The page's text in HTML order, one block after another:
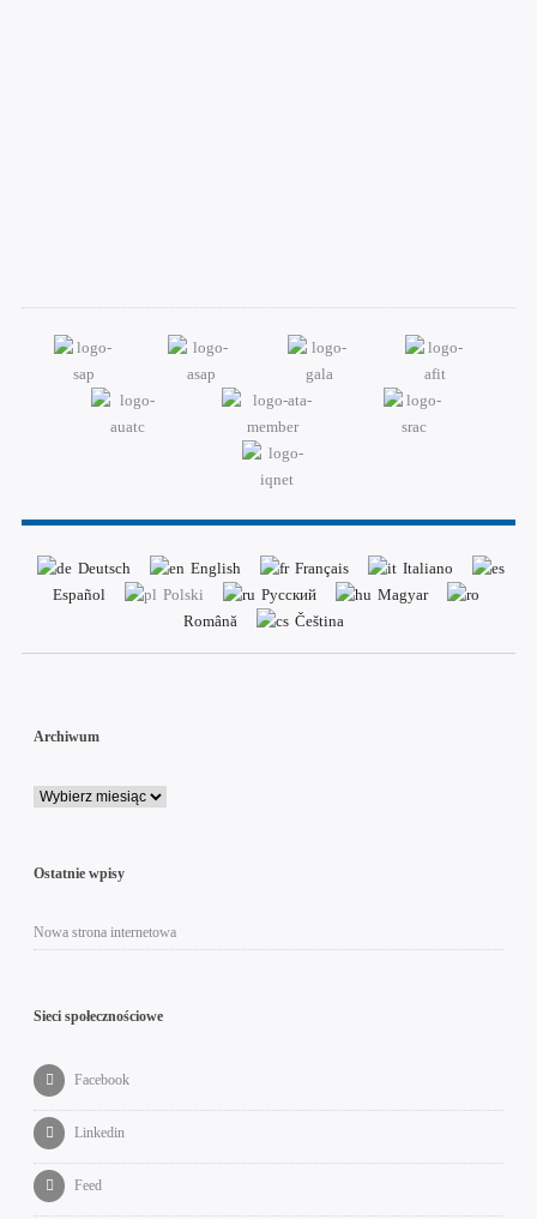
Deutsch English Français
Italiano
Español
Polski Русский
Magyar
Română
Čeština
Archiwum
Ostatnie wpisy
Nowa strona internetowa
Sieci społecznościowe
Facebook
Linkedin
Feed